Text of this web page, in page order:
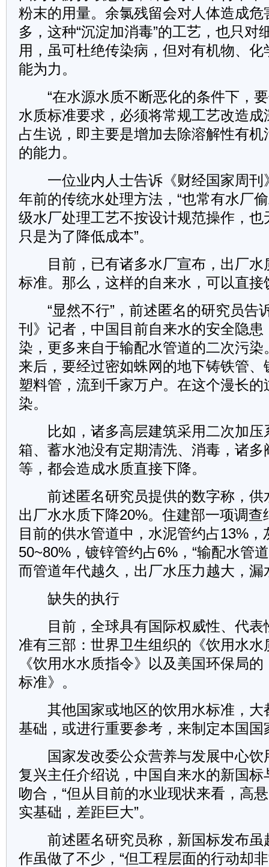
粉末的用量。余氯残留会对人体造成危
多，这种“沉淀加消毒”的工艺，也只对
用，虽可杜绝传染病，但对有机物、
能为力。
“在水源水质不断恶化的条件下，要
水质标准要求，必须将常规工艺改造成
占生说，即主要是增加去除溶解性有
的能力。
一位业内人士告诉《财经国家周刊
年前的传统水处理方法，“也常有水厂
级水厂处理工艺不按设计规范操作，
只是为了降低成本”。
目前，已有诸多水厂宣布，出厂水
标准。那么，这样的自来水，可以直接
“显然不行”，前述匿名的研究员告
刊》记者，中国目前自来水的安全隐
染，更多来自于输配水管道的二次污
来后，要经过密如蛛网的地下铸铁管、
塑料管，流到千家万户。在这个漫长
染。
比如，诸多高层建筑采用二次加压
箱、蓄水池没有定期清洗、消毒，诸多
等，都会造成水质直接下降。
前述匿名研究员提供的数字称，供
出厂水水质下降20%。住建部一项调查
目前的供水管道中，水泥管约占13%
50~80%，镀锌管约占6%，“输配水管
而管道年代越久，出厂水压力越大，漏
缺失的执行
目前，全球具有国际权威性、代表
准有三部：世界卫生组织的《饮用水
《饮用水水质指令》以及美国环保局
标准》。
其他国家或地区的饮用水标准，大
基础，或进行重要参考，来制定本国国
国家发改委公众营养与发展中心饮
复兴主任介绍说，中国自来水的新国
吻合，“但从目前的水业现状来看，高
实基础，差距巨大”。
前述匿名研究员称，新国标发布虽
作虽做了不少，“但工程层面的行动却